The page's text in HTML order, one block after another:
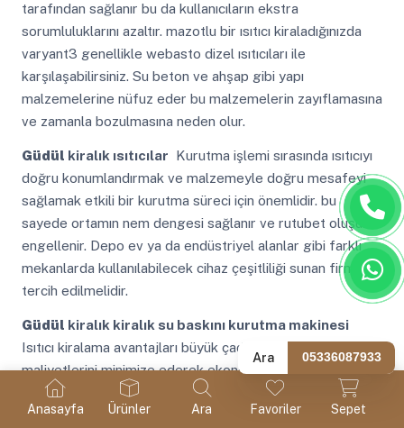
Anasayfa Ürünler Ara Favoriler Sepet
tarafından sağlanır bu da kullanıcıların ekstra
sorumluluklarını azaltır. mazotlu bir ısıtıcı kiraladığınızda
varyant3 genellikle webasto dizel ısıtıcıları ile
karşılaşabilirsiniz. Su beton ve ahşap gibi yapı
malzemelerine nüfuz eder bu malzemelerin zayıflamasına
ve zamanla bozulmasına neden olur.
Güdül kiralık ısıtıcılar Kurutma işlemi sırasında ısıtıcıyı
doğru konumlandırmak ve malzemeyle doğru mesafeyi
sağlamak etkili bir kurutma süreci için önemlidir. bu
sayede ortamın nem dengesi sağlanır ve rutubet oluşumu
engellenir. Depo ev ya da endüstriyel alanlar gibi farklı
mekanlarda kullanılabilecek cihaz çeşitliliği sunan firmalar
tercih edilmelidir.
Güdül kiralık kiralık su baskını kurutma makinesi
Isıtıcı kiralama avantajları büyük çadırlarda ısınma
maliyetlerini minimize ederek ekonomik bir çözüm sunar.
bu avantajlar göz önüne alındığında varyant3 mazotlu
ısıtıcı kiralama hizmetleri alırken güvenilir bir firma ile
Ara 05336087933